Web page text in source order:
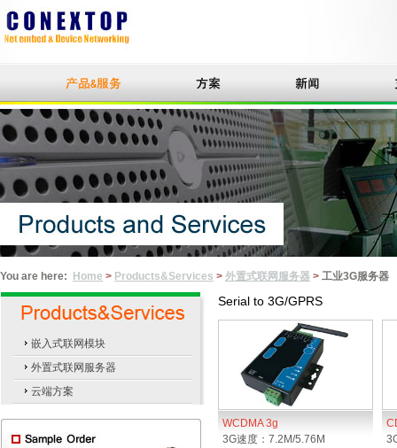
You are here: Home > Products&Services > 外置式联网服务器 > 工业3G服务器
嵌入式联网模块
外置式联网服务器
云端方案
Serial to 3G/GPRS
WCDMA 3g
3G速度：7.2M/5.76M